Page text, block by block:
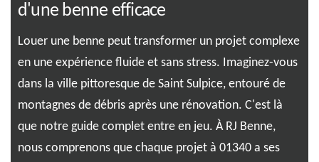
d'une benne efficace
Louer une benne peut transformer un projet complexe
en une expérience fluide et sans stress. Imaginez-vous
dans la ville pittoresque de Saint Sulpice, entouré de
montagnes de débris après une rénovation. C'est là
que notre guide complet entre en jeu. À RJ Benne,
nous comprenons que chaque projet à 01340 a ses